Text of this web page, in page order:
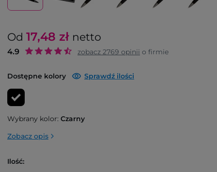
Od 17,48 zł netto
4.9 zobacz 2769 opinii o firmie
Dostępne kolory Sprawdź ilości
Wybrany kolor: Czarny
Zobacz opis
Ilość: